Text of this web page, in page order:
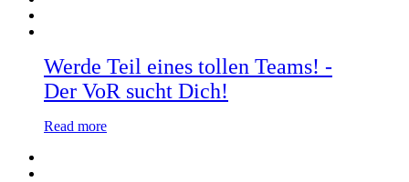
Werde Teil eines tollen Teams! -
Der VoR sucht Dich!
Read more